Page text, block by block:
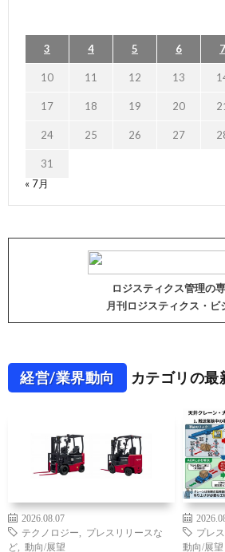
3 4 5 6 7
10 11 12 13
17 18 19 20
24 25 26 27
31
« 7月
ロジスティクス管理の
月刊ロジスティクス・ビ
経営/業界動向 カテゴリの最
2026.08.07
テクノロジー
プレスリリースな
ど
動向/展望
プレ
動向/展望